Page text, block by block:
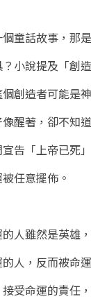
童話故事，那
小說提及「創
創造者可能是
醒著，卻不知
告「上帝已死
任意擺佈。
人雖然是英雄
人，反而被命
受命運的責任